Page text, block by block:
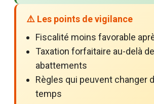
⚠️ Les points de vigilance
Fiscalité moins favorable
Taxation forfaitaire au-delà
abattements
Règles qui peuvent changer
temps